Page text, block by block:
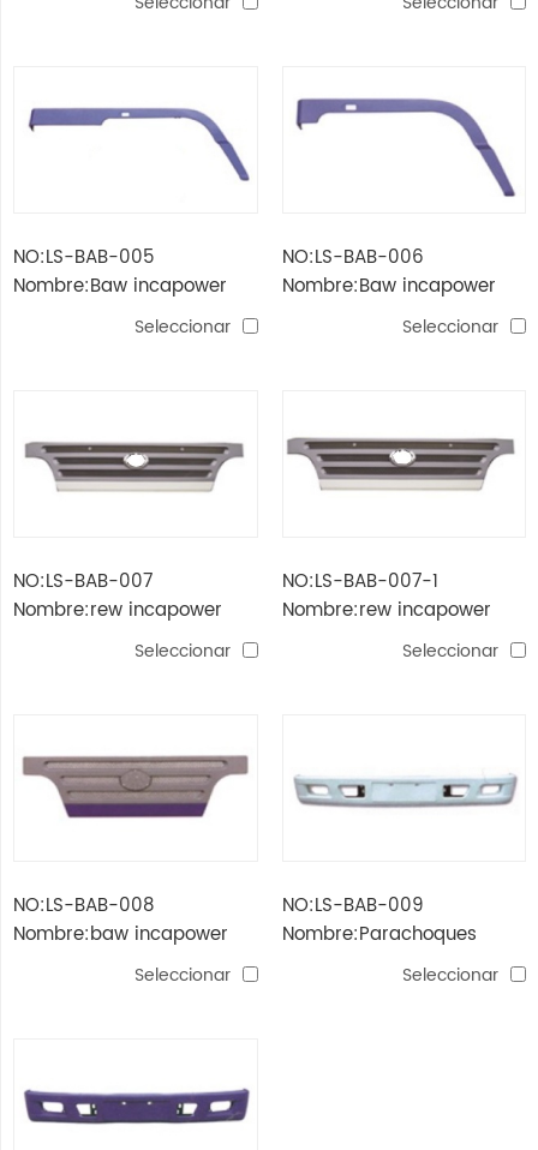
NO:LS-BAB-005
Nombre:Baw incapower
qilin rueda de frente
Seleccionar
NO:LS-BAB-006
Nombre:Baw incapower
qilin rueda de frente
Seleccionar
NO:LS-BAB-007
Nombre:rew incapower
qilin grill (longitud: 1.46m)
Seleccionar
NO:LS-BAB-007-1
Nombre:rew incapower
qilin grill (longitud: 1.68m)
Seleccionar
NO:LS-BAB-008
Nombre:baw incapower
qilin grill (long1.38m,
Seleccionar
NO:LS-BAB-009
Nombre:Parachoques
Qowin incapower baw
Seleccionar